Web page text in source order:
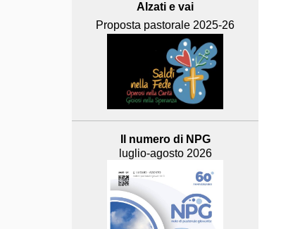
Alzati e vai
Proposta pastorale 2025-26
Il numero di NPG
luglio-agosto 2026